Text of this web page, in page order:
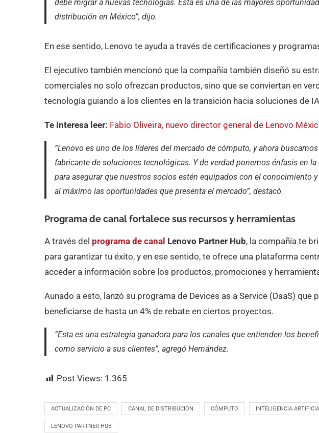
debe migrar a nuevas tecnologías. Esta es una de las mayores
distribución en México”, dijo.
En ese sentido, Lenovo te ayuda a través de certificaciones y
El ejecutivo también mencionó que la compañía también diseñó su
comerciales no solo ofrezcan productos, sino que se conviertan en
tecnología guiando a los clientes en la transición hacia soluciones de
Te interesa leer: Fabio Oliveira, nuevo director general de Lenovo
“Lenovo es uno de los líderes del mercado de cómputo, y ahora
fabricante de soluciones tecnológicas. Y de verdad ponemos énfasis en
para asegurar que nuestros socios estén equipados con el conocimiento
al máximo las oportunidades que presenta el mercado”, destacó.
Programa de canal fortalece sus recursos y herramientas
A través del programa de canal Lenovo Partner Hub, la compañía te
para garantizar tu éxito, y en ese sentido, te ofrece una plataforma
acceder a información sobre los productos, promociones y
Aunado a esto, lanzó su programa de Devices as a Service (DaaS) que
beneficiarse de hasta un 4% de rebate en ciertos proyectos.
“Esta es una estrategia ganadora para los canales que entienden los
como servicio a sus clientes”, agregó Hernández.
Post Views: 1.365
ACTUALIZACIÓN DE PC CANAL DE DISTRIBUCION CÓMPUTO INTELIGENCIA
LENOVO PARTNER HUB